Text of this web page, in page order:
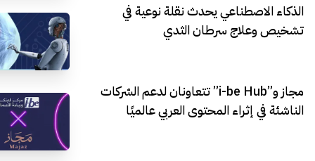
الذكاء الاصطناعي يحدث نقلة نوعية في
تشخيص وعلاج سرطان الثدي
مجاز و”i-be Hub” تتعاونان لدعم الشركات
الناشئة في إثراء المحتوى العربي عالميًا